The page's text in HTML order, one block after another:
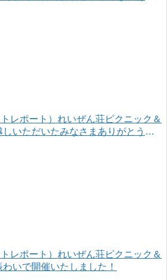
レポート）れいぜん荘ピクニック＆
いただいたみなさまありがとうご
レポート）れいぜん荘ピクニック＆
いで開催いたしました！